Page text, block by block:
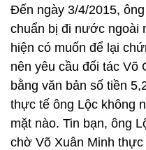
Đến ngày 3/4/2015,
chuẩn bị đi nước ngoài
hiện có muốn để lại
nên yêu cầu đối tác Võ
bằng văn bản số tiền
thực tế ông Lộc không
mặt nào. Tin bạn, ông
chờ Võ Xuân Minh